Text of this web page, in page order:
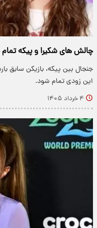
چالش های شکیرا و پیکه
جنجال بین پیکه، بازیکن سابق
این زودی تمام شود.
۴ خرداد ۱۴۰۵